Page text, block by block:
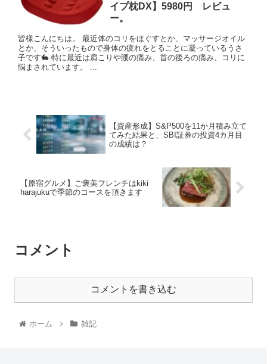
イプ枕DX】5980円 レビュ
ー。
皆様こんにちは。 最近体のコリをほぐすとか、マッサージオイル
とか、そういったもので身体の疲れをとることに凝っているうさ
子です🐇 特に最近は肩こりや腰の痛み、首の後ろの痛み、コリに
悩まされています。 ...
【資産形成】S&P500を11か月積み立て
てみた結果と、SBI証券の投資4カ月目
の成績は？
【原宿グルメ】ご褒美フレンチはkiki
harajukuで季節のコースを頂きます
コメント
コメントを書き込む
ホーム 雑記